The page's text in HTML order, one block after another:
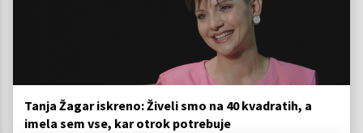
Tanja Žagar iskreno: Živeli smo na 40 kvadratih, a
imela sem vse, kar otrok potrebuje